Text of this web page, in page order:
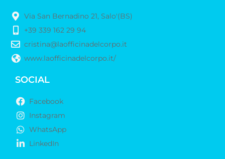
Via San Bernadino 21, Salo'(BS)
+39 339 162 29 94
cristina@laofficinadelcorpo.it
www.laofficinadelcorpo.it/
SOCIAL
Facebook
Instagram
WhatsApp
LinkedIn